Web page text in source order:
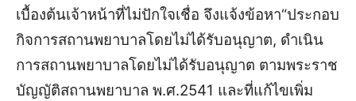
เบื้องต้นเจ้าหน้าที่ไม่ปักใจเชื่อ จึงแจ้งข้อหา“ประกอบ
กิจการสถานพยาบาลโดยไม่ได้รับอนุญาต, ดำเนิน
การสถานพยาบาลโดยไม่ได้รับอนุญาต ตามพระราช
บัญญัติสถานพยาบาล พ.ศ.2541 และที่แก้ไขเพิ่ม